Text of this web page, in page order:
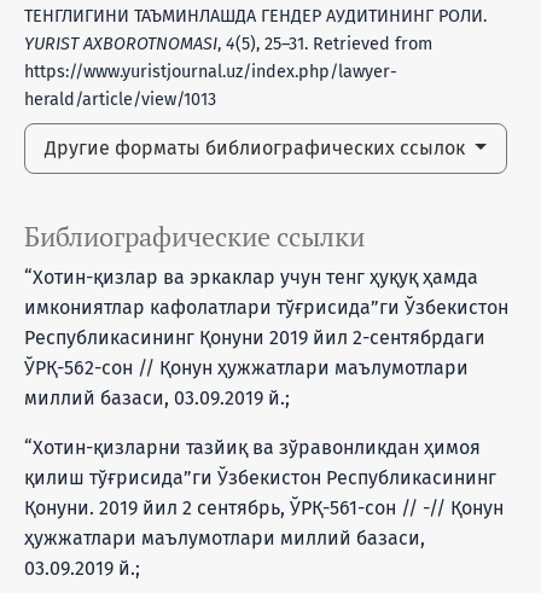
ТЕНГЛИГИНИ ТАЪМИНЛАШДА ГЕНДЕР АУДИТИНИНГ РОЛИ.
YURIST AXBOROTNOMASI, 4(5), 25–31. Retrieved from
https://www.yuristjournal.uz/index.php/lawyer-
herald/article/view/1013
Другие форматы библиографических ссылок
Библиографические ссылки
“Хотин-қизлар ва эркаклар учун тенг ҳуқуқ ҳамда
имкониятлар кафолатлари тўғрисида”ги Ўзбекистон
Республикасининг Қонуни 2019 йил 2-сентябрдаги
ЎРҚ-562-сон // Қонун ҳужжатлари маълумотлари
миллий базаси, 03.09.2019 й.;
“Хотин-қизларни тазйиқ ва зўравонликдан ҳимоя
қилиш тўғрисида”ги Ўзбекистон Республикасининг
Қонуни. 2019 йил 2 сентябрь, ЎРҚ-561-сон // -// Қонун
ҳужжатлари маълумотлари миллий базаси,
03.09.2019 й.;